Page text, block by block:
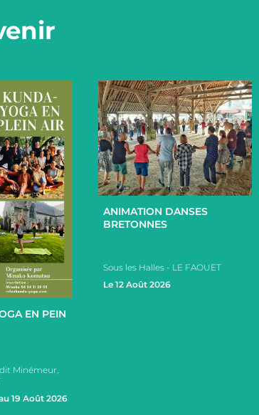
EN PEIN
Minémeur,
19 Août 2026
+
ANIMATION DANSES
BRETONNES
Sous les Halles - LE FAOUET
Le 12 Août 2026